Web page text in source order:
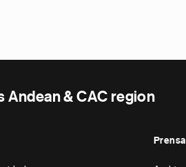
Andean & CAC region
Prensa